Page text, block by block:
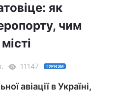
як
чим
11147 ТУРИЗМ
авіації в Україні,